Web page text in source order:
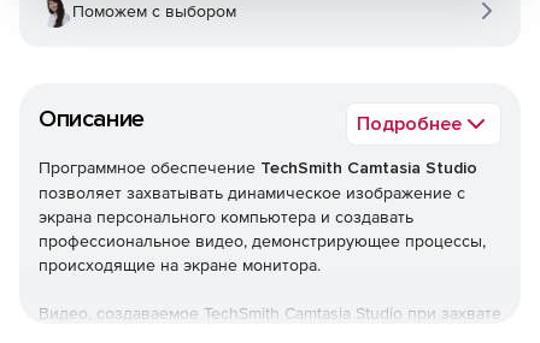
Описание Подробнее
Программное обеспечение TechSmith Camtasia Studio
позволяет захватывать динамическое изображение с
экрана персонального компьютера и создавать
профессиональное видео, демонстрирующее процессы,
происходящие на экране монитора.
Видео, создаваемое TechSmith Camtasia Studio при захвате
Поможем с выбором